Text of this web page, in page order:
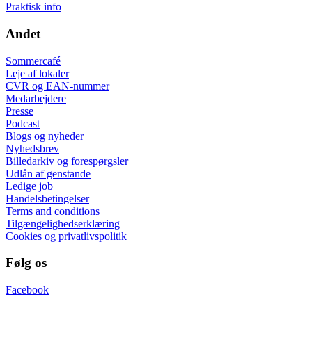
Praktisk info
Andet
Sommercafé
Leje af lokaler
CVR og EAN-nummer
Medarbejdere
Presse
Podcast
Blogs og nyheder
Nyhedsbrev
Billedarkiv og forespørgsler
Udlån af genstande
Ledige job
Handelsbetingelser
Terms and conditions
Tilgængelighedserklæring
Cookies og privatlivspolitik
Følg os
Facebook